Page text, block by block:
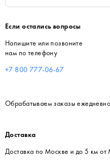
Если остались вопросы
Напишите или позвоните
нам по телефону
+7 800 777-06-67
Обрабатываем заказы
Доставка
Доставка по Москве и до 5 км